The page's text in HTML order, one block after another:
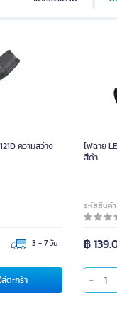
ความสว่าง
3 - 7 วัน
ส่ตะกร้า
ไฟฉาย
สีดำ
รหัสสินค้
฿